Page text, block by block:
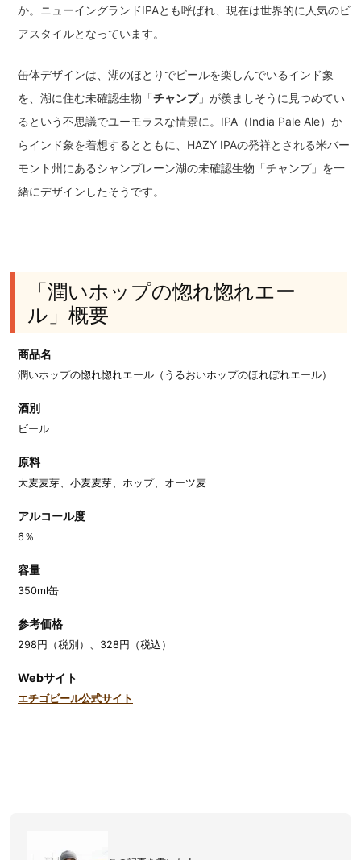
か。ニューイングランドIPAとも呼ばれ、現在は世界的に人気のビ
アスタイルとなっています。
缶体デザインは、湖のほとりでビールを楽しんでいるインド象
を、湖に住む未確認生物「チャンプ」が羨ましそうに見つめてい
るという不思議でユーモラスな情景に。IPA（India Pale Ale）か
らインド象を着想するとともに、HAZY IPAの発祥とされる米バー
モント州にあるシャンプレーン湖の未確認生物「チャンプ」を一
緒にデザインしたそうです。
「潤いホップの惚れ惚れエー
ル」概要
商品名
潤いホップの惚れ惚れエール（うるおいホップのほれぼれエール）
酒別
ビール
原料
大麦麦芽、小麦麦芽、ホップ、オーツ麦
アルコール度
6％
容量
350ml缶
参考価格
298円（税別）、328円（税込）
Webサイト
エチゴビール公式サイト